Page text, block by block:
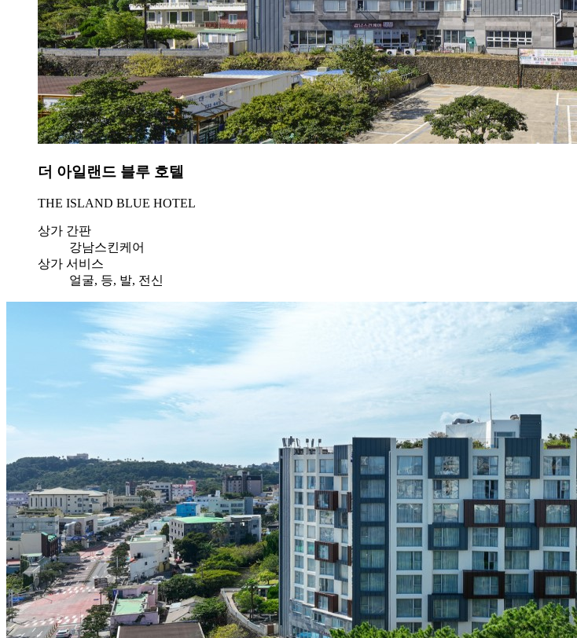
더 아일랜드 블루 호텔
THE ISLAND BLUE HOTEL
상가 간판
강남스킨케어
상가 서비스
얼굴, 등, 발, 전신